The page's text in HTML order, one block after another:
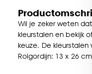
Wil je zeker weten
kleurstalen en bekijk
keuze. De
Rolgordijn: 13 x 26